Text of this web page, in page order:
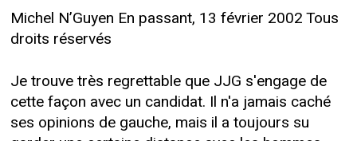
Michel N’Guyen En passant, 13 février 2002 Tous
droits réservés
Je trouve très regrettable que JJG s'engage de
cette façon avec un candidat. Il n'a jamais caché
ses opinions de gauche, mais il a toujours su